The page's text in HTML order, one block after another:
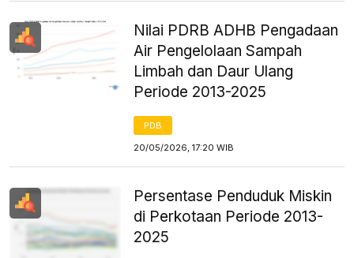
Nilai PDRB ADHB Pengadaan
Air Pengelolaan Sampah
Limbah dan Daur Ulang
Periode 2013-2025
PDB
20/05/2026, 17:20 WIB
Persentase Penduduk Miskin
di Perkotaan Periode 2013-
2025